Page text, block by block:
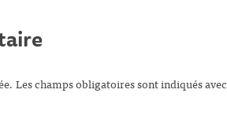
Les champs obligatoires sont indiqués avec